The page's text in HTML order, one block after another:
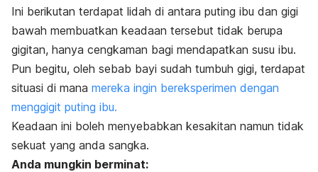
Ini berikutan terdapat lidah di antara puting ibu dan gigi
bawah membuatkan keadaan tersebut tidak berupa
gigitan, hanya cengkaman bagi mendapatkan susu ibu.
Pun begitu, oleh sebab bayi sudah tumbuh gigi, terdapat
situasi di mana mereka ingin bereksperimen dengan
menggigit puting ibu.
Keadaan ini boleh menyebabkan kesakitan namun tidak
sekuat yang anda sangka.
Anda mungkin berminat: